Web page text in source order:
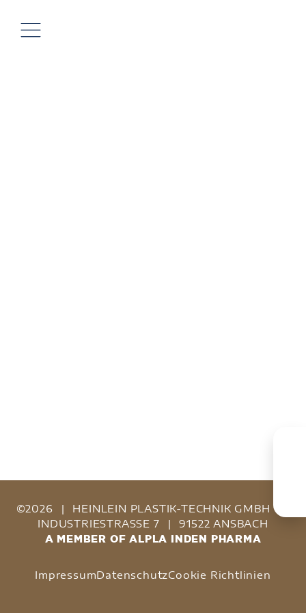
©2026 | HEINLEIN PLASTIK-TECHNIK GMBH
INDUSTRIESTRASSE 7
| 91522 ANSBACH
A MEMBER OF ALPLA INDEN PHARMA
ImpressumDatenschutzCookie Richtlinien